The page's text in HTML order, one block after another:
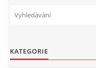
KATEGORIE